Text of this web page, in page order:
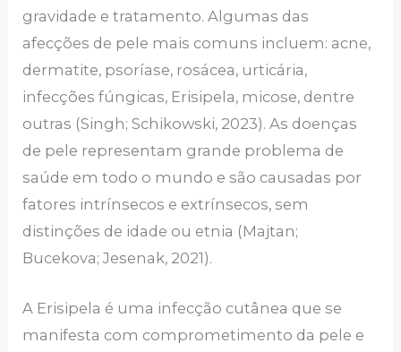
gravidade e tratamento. Algumas das
afecções de pele mais comuns incluem: acne,
dermatite, psoríase, rosácea, urticária,
infecções fúngicas, Erisipela, micose, dentre
outras (Singh; Schikowski, 2023). As doenças
de pele representam grande problema de
saúde em todo o mundo e são causadas por
fatores intrínsecos e extrínsecos, sem
distinções de idade ou etnia (Majtan;
Bucekova; Jesenak, 2021).
A Erisipela é uma infecção cutânea que se
manifesta com comprometimento da pele e